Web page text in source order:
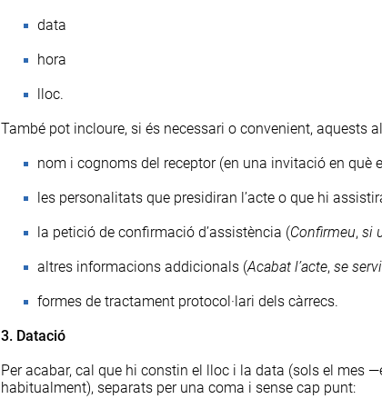
data
hora
lloc.
També pot incloure, si és necessari o convenient, aquests
nom i cognoms del receptor (en una invitació en què
les personalitats que presidiran l’acte o que hi
la petició de confirmació d’assistència (Confirmeu, si
altres informacions addicionals (Acabat l’acte, se
formes de tractament protocol·lari dels càrrecs.
3. Datació
Per acabar, cal que hi constin el lloc i la data (sols el mes
habitualment), separats per una coma i sense cap punt: